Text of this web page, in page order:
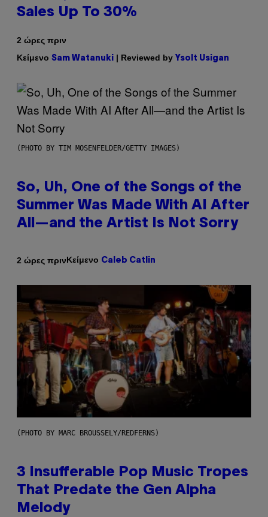
Sales Up To 30%
2 ώρες πριν
Κείμενο Sam Watanuki | Reviewed by Ysolt Usigan
(PHOTO BY TIM MOSENFELDER/GETTY IMAGES)
So, Uh, One of the Songs of the
Summer Was Made With AI After
All—and the Artist Is Not Sorry
2 ώρες πρινΚείμενο Caleb Catlin
(PHOTO BY MARC BROUSSELY/REDFERNS)
3 Insufferable Pop Music Tropes
That Predate the Gen Alpha
Melody